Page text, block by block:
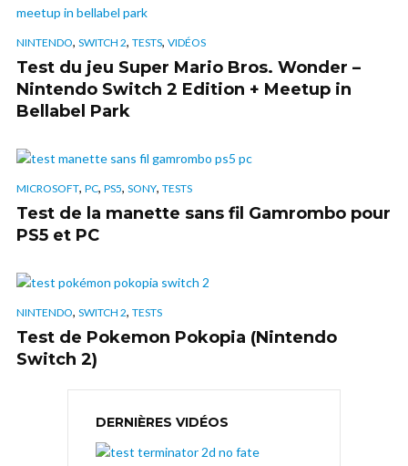
NINTENDO, SWITCH 2, TESTS, VIDÉOS
Test du jeu Super Mario Bros. Wonder –
Nintendo Switch 2 Edition + Meetup in
Bellabel Park
MICROSOFT, PC, PS5, SONY, TESTS
Test de la manette sans fil Gamrombo pour
PS5 et PC
NINTENDO, SWITCH 2, TESTS
Test de Pokemon Pokopia (Nintendo
Switch 2)
DERNIÈRES VIDÉOS